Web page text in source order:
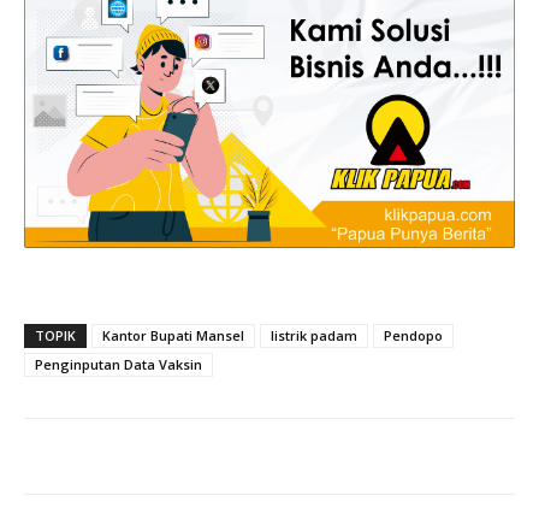
TOPIK Kantor Bupati Mansel listrik padam
Pendopo
Penginputan Data Vaksin